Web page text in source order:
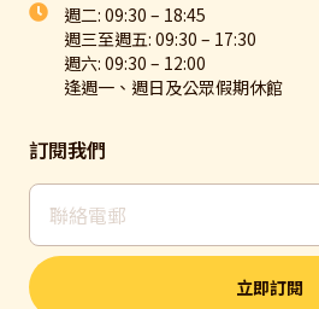
週二: 09:30 – 18:45
週三至週五: 09:30 – 17:30
週六: 09:30 – 12:00
逢週一、週日及公眾假期休館
訂閱我們
立即訂閱